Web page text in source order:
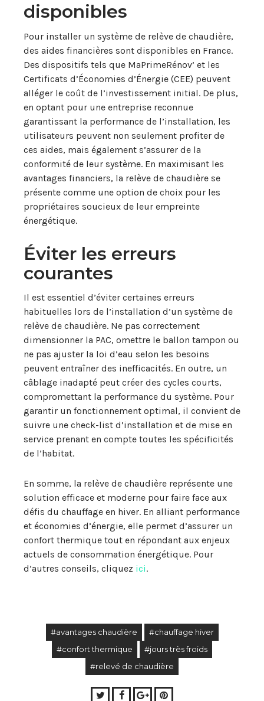
disponibles
Pour installer un système de relève de chaudière,
des aides financières sont disponibles en France.
Des dispositifs tels que MaPrimeRénov’ et les
Certificats d’Économies d’Énergie (CEE) peuvent
alléger le coût de l’investissement initial. De plus,
en optant pour une entreprise reconnue
garantissant la performance de l’installation, les
utilisateurs peuvent non seulement profiter de
ces aides, mais également s’assurer de la
conformité de leur système. En maximisant les
avantages financiers, la relève de chaudière se
présente comme une option de choix pour les
propriétaires soucieux de leur empreinte
énergétique.
Éviter les erreurs
courantes
Il est essentiel d’éviter certaines erreurs
habituelles lors de l’installation d’un système de
relève de chaudière. Ne pas correctement
dimensionner la PAC, omettre le ballon tampon ou
ne pas ajuster la loi d’eau selon les besoins
peuvent entraîner des inefficacités. En outre, un
câblage inadapté peut créer des cycles courts,
compromettant la performance du système. Pour
garantir un fonctionnement optimal, il convient de
suivre une check-list d’installation et de mise en
service prenant en compte toutes les spécificités
de l’habitat.
En somme, la relève de chaudière représente une
solution efficace et moderne pour faire face aux
défis du chauffage en hiver. En alliant performance
et économies d’énergie, elle permet d’assurer un
confort thermique tout en répondant aux enjeux
actuels de consommation énergétique. Pour
d’autres conseils, cliquez ici.
#avantages chaudière
#chauffage hiver
#confort thermique
#jours très froids
#relevé de chaudière
TwitterFacebook
Google+Pinterest